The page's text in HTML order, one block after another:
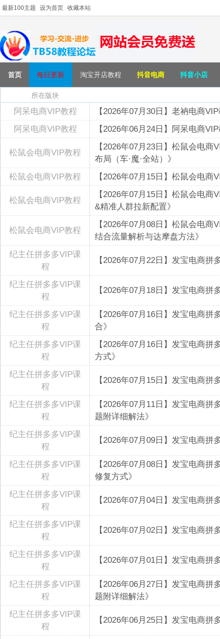
最新100主题 设为首页 收藏本站
首页 每日更新 淘宝开店教程 抖音电商 抖音小店
所在版块
阿呆电商VIP教程
【2026年07月30日】老衲电商
阿呆电商VIP教程
【2026年06月24日】阿呆电商
松鼠会电商VIP教程
【2026年07月23日】松鼠会电
布局（车·魔·全站）》
松鼠会电商VIP教程
【2026年07月15日】松鼠会电
松鼠会电商VIP教程
【2026年07月15日】松鼠会电
&精准人群拉新配置》
松鼠会电商VIP教程
【2026年07月08日】松鼠会电
结合流量解析与达摩盘方法》
纪主任拼多多VIP课
程
【2026年07月22日】发宝电商
纪主任拼多多VIP课
程
【2026年07月18日】发宝电商
纪主任拼多多VIP课
程
【2026年07月16日】发宝电商
合》
纪主任拼多多VIP课
程
【2026年07月16日】发宝电商
方式》
纪主任拼多多VIP课
程
【2026年07月15日】发宝电商
纪主任拼多多VIP课
程
【2026年07月11日】发宝电商
题附详细解法》
纪主任拼多多VIP课
程
【2026年07月09日】发宝电商
纪主任拼多多VIP课
程
【2026年07月08日】发宝电商
修复方式》
纪主任拼多多VIP课
程
【2026年07月04日】发宝电商
纪主任拼多多VIP课
程
【2026年07月02日】发宝电商
纪主任拼多多VIP课
程
【2026年07月01日】发宝电商
纪主任拼多多VIP课
程
【2026年06月27日】发宝电商
题附详细解法》
纪主任拼多多VIP课
程
【2026年06月25日】发宝电商